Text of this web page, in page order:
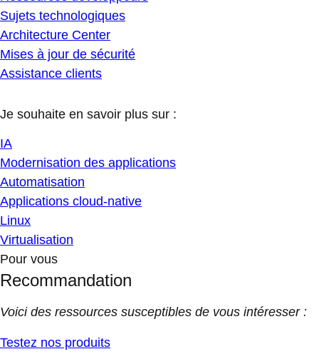
Sujets technologiques
Architecture Center
Mises à jour de sécurité
Assistance clients
Je souhaite en savoir plus sur :
IA
Modernisation des applications
Automatisation
Applications cloud-native
Linux
Virtualisation
Pour vous
Recommandation
Voici des ressources susceptibles de vous intéresser :
Testez nos produits